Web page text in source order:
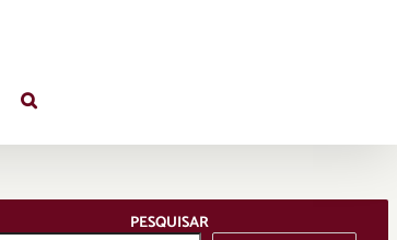
PESQUISAR